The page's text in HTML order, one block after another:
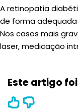
A retinopatia
de forma adequada
Nos casos mais
laser, medicação
Este artigo